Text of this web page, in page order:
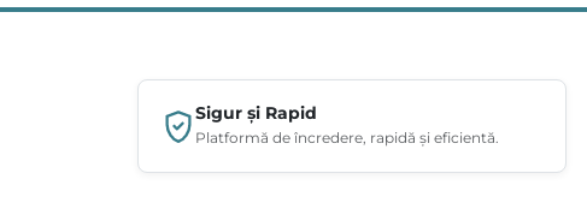
Sigur și Rapid
Platformă de încredere, rapidă și eficientă.